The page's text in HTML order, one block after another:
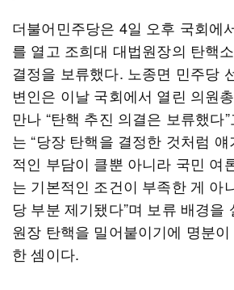
더불어민주당은 4일 오후 국회에
를 열고 조희대 대법원장의 탄핵
결정을 보류했다. 노종면 민주당
변인은 이날 국회에서 열린 의원
만나 “탄핵 추진 의결은 보류했다
는 “당장 탄핵을 결정한 것처럼
적인 부담이 클뿐 아니라 국민 여
는 기본적인 조건이 부족한 게 아
당 부분 제기됐다”며 보류 배경을
원장 탄핵을 밀어붙이기에 명분
한 셈이다.